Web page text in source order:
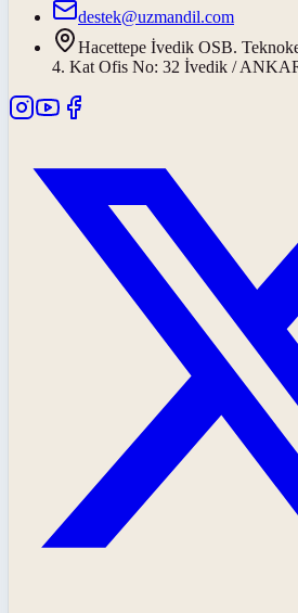
destek@uzmandil.com
Hacettepe İvedik OSB.
4. Kat Ofis No: 32 İvedik /